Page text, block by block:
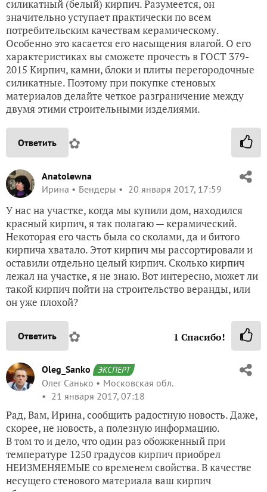
силикатный (белый) кирпич. Разумеется, он
значительно уступает практически по всем
потребительским качествам керамическому.
Особенно это касается его насыщения влагой. О его
характеристиках вы сможете прочесть в ГОСТ 379-
2015 Кирпич, камни, блоки и плиты перегородочные
силикатные. Поэтому при покупке стеновых
материалов делайте четкое разграничение между
двумя этими строительными изделиями.
Ответить ✿
Anatolewna
Ирина
Бендеры 20 января 2017, 17:59
У нас на участке, когда мы купили дом, находился
красный кирпич, я так полагаю — керамический.
Некоторая его часть была со сколами, да и битого
кирпича хватало. Этот кирпич мы рассортировали и
оставили отдельно целый кирпич. Сколько кирпич
лежал на участке, я не знаю. Вот интересно, может ли
такой кирпич пойти на строительство веранды, или
он уже плохой?
Ответить ✿ 1 Спасибо!
Oleg_Sanko ЭКСПЕРТ
Олег Санько
Московская обл.
21 января 2017, 07:18
Рад, Вам, Ирина, сообщить радостную новость. Даже,
скорее, не новость, а полезную информацию.
В том то и дело, что один раз обожженный при
температуре 1250 градусов кирпич приобрел
НЕИЗМЕНЯЕМЫЕ со временем свойства. В качестве
несущего стенового материала ваш кирпич